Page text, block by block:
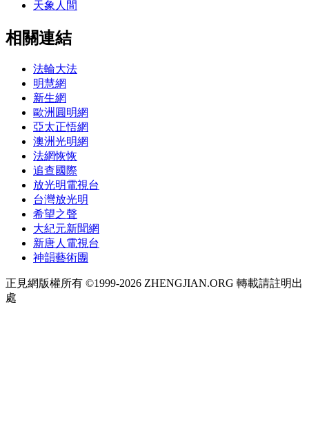
天象人間
相關連結
法輪大法
明慧網
新生網
歐洲圓明網
亞太正悟網
澳洲光明網
法網恢恢
追查國際
放光明電視台
台灣放光明
希望之聲
大紀元新聞網
新唐人電視台
神韻藝術團
正見網版權所有 ©1999-2026 ZHENGJIAN.ORG 轉載請註明出
處